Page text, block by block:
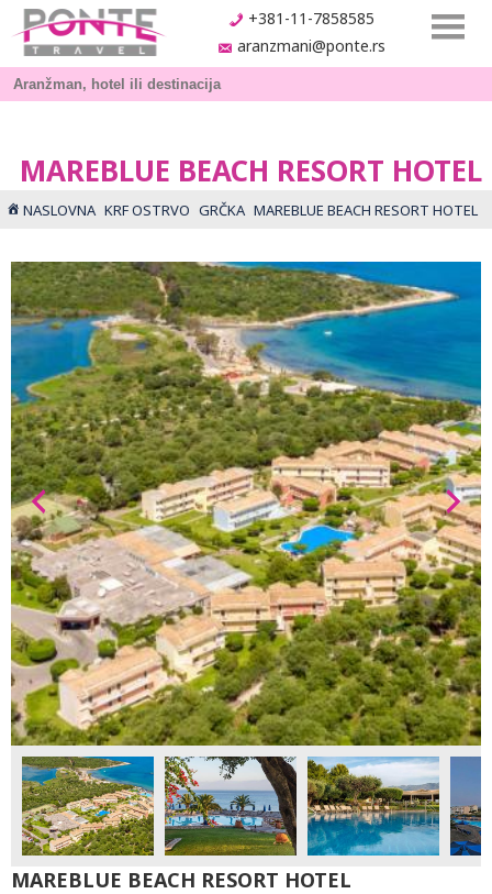
+381-11-7858585
aranzmani@ponte.rs
MAREBLUE BEACH RESORT HOTEL
NASLOVNA KRF OSTRVO GRČKA MAREBLUE BEACH RESORT HOTEL
MAREBLUE BEACH RESORT HOTEL